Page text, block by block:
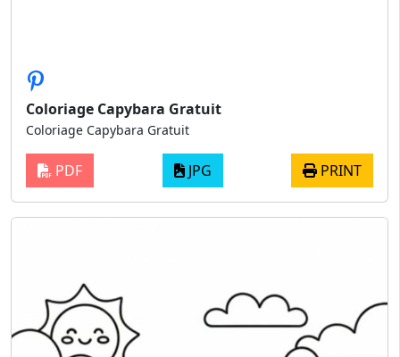
Coloriage Capybara Gratuit
Coloriage Capybara Gratuit
PDF JPG PRINT